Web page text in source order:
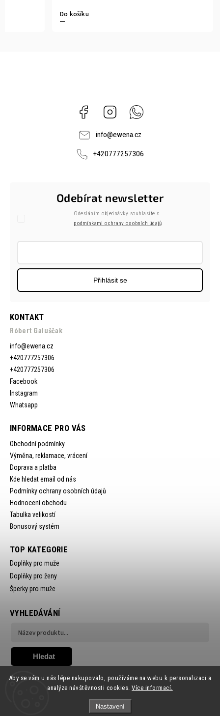
Aby se vám u nás lépe nakupovalo, používáme na webu k personalizaci a
analýze návštěvnosti cookies.Více informací.
Nastavení
Do košíku
Facebook Instagram
info@ewena.cz
+420777257306
KONTAKT
Róbert Galuščak
info@ewena.cz
+420777257306
+420777257306
Facebook
Instagram
Whatsapp
INFORMACE PRO VÁS
Obchodní podmínky
Výměna, reklamace, vrácení
Doprava a platba
Kde hledat email od nás
Podmínky ochrany osobních údajů
Hodnocení obchodu
Tabulka velikostí
Bonusový systém
Odebírat newsletter
Odesláním objednávky souhlasíte s
podmínkami ochrany osobních údajů
Přihlásit se
TOP KATEGORIE
Doplňky pro muže
Doplňky pro ženy
Šperky pro muže
VYHLEDÁVÁNÍ
Hledat